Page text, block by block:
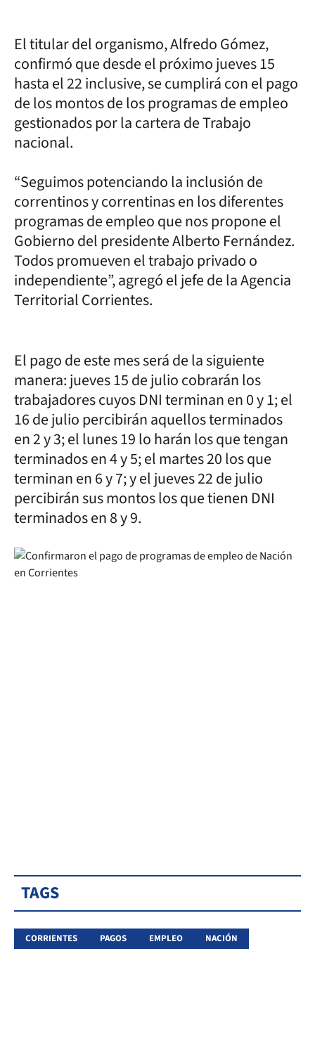
El titular del organismo, Alfredo Gómez,
confirmó que desde el próximo jueves 15
hasta el 22 inclusive, se cumplirá con el pago
de los montos de los programas de empleo
gestionados por la cartera de Trabajo
nacional.
“Seguimos potenciando la inclusión de
correntinos y correntinas en los diferentes
programas de empleo que nos propone el
Gobierno del presidente Alberto Fernández.
Todos promueven el trabajo privado o
independiente”, agregó el jefe de la Agencia
Territorial Corrientes.
El pago de este mes será de la siguiente
manera: jueves 15 de julio cobrarán los
trabajadores cuyos DNI terminan en 0 y 1; el
16 de julio percibirán aquellos terminados
en 2 y 3; el lunes 19 lo harán los que tengan
terminados en 4 y 5; el martes 20 los que
terminan en 6 y 7; y el jueves 22 de julio
percibirán sus montos los que tienen DNI
terminados en 8 y 9.
TAGS
CORRIENTES PAGOS EMPLEO NACIÓN